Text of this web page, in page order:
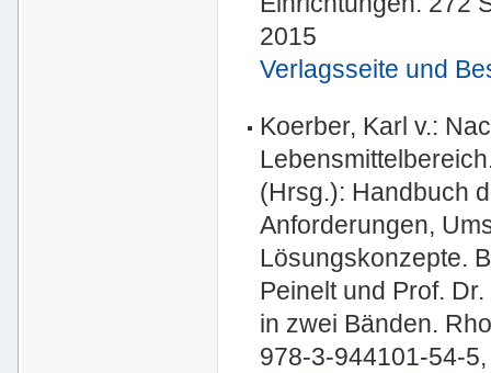
2015
Verlagsseite und
Koerber, Karl v.:
(Hrsg.): Handbuch
Anforderungen,
Lösungskonzepte.
Peinelt und Prof.
in zwei Bänden.
978-3-944101-54-